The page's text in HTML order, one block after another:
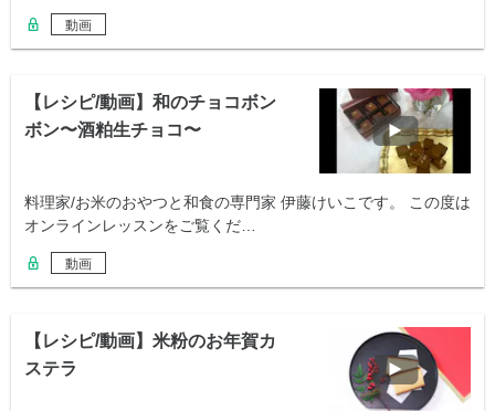
動画
【レシピ/動画】和のチョコボン
ボン〜酒粕生チョコ〜
料理家/お米のおやつと和食の専門家 伊藤けいこです。 この度は
オンラインレッスンをご覧くだ…
動画
【レシピ/動画】米粉のお年賀カ
ステラ